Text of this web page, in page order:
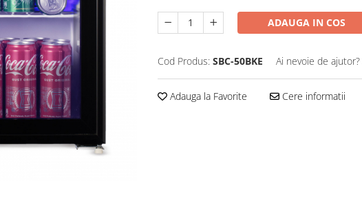
ADAUGA IN COS
Cod Produs: SBC-50BKE Ai nevoie de ajutor?
Adauga la Favorite Cere informatii